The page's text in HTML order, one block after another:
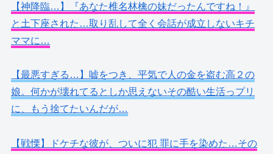
【神降臨…】『あなた椎名林檎の妹だったんですね！』
と土下座された…取り乱して全く会話が成立しないキチ
ママに…
【最悪すぎる…】嘘をつき、平気で人の金を盗む高２の
娘。何かが壊れてるとしか思えないその酷い生活っプリ
に、もう捨てたいんだが…
【戦慄】ドケチな彼が、ついに犯 罪に手を染めた…その